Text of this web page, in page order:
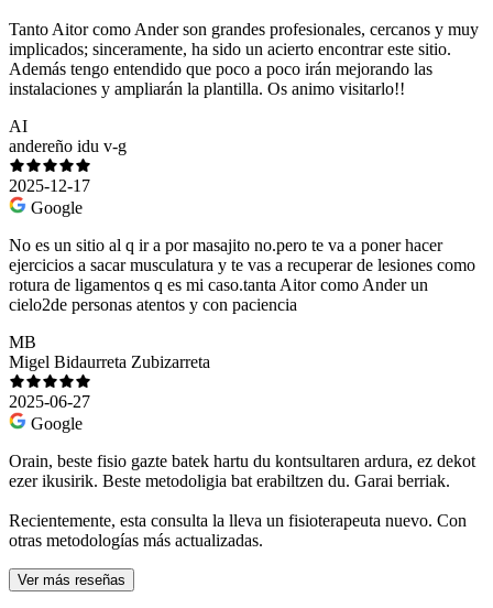
Tanto Aitor como Ander son grandes profesionales, cercanos y muy
implicados; sinceramente, ha sido un acierto encontrar este sitio.
Además tengo entendido que poco a poco irán mejorando las
instalaciones y ampliarán la plantilla. Os animo visitarlo!!
AI
andereño idu v-g
2025-12-17
Google
No es un sitio al q ir a por masajito no.pero te va a poner hacer
ejercicios a sacar musculatura y te vas a recuperar de lesiones como
rotura de ligamentos q es mi caso.tanta Aitor como Ander un
cielo2de personas atentos y con paciencia
MB
Migel Bidaurreta Zubizarreta
2025-06-27
Google
Orain, beste fisio gazte batek hartu du kontsultaren ardura, ez dekot
ezer ikusirik. Beste metodoligia bat erabiltzen du. Garai berriak.
Recientemente, esta consulta la lleva un fisioterapeuta nuevo. Con
otras metodologías más actualizadas.
Ver más reseñas